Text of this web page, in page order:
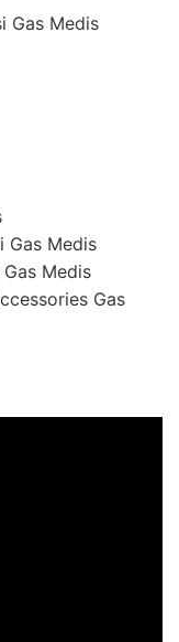
Gas Medis
Gas Medis
Medis
Gas